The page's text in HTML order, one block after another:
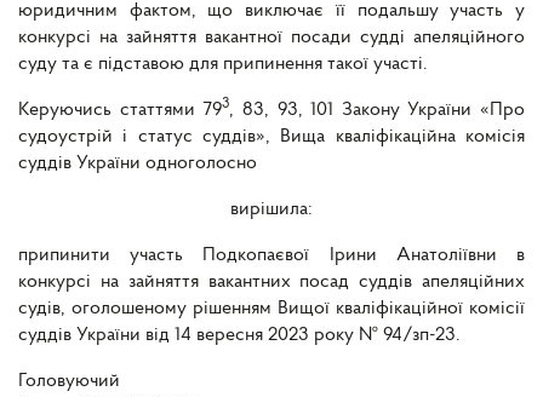
юридичним фактом, що виключає її подальшу участь у
конкурсі на зайняття вакантної посади судді апеляційного
суду та є підставою для припинення такої участі.
Керуючись статтями 793, 83, 93, 101 Закону України «Про
судоустрій і статус суддів», Вища кваліфікаційна комісія
суддів України одноголосно
вирішила:
припинити участь Подкопаєвої Ірини Анатоліївни в
конкурсі на зайняття вакантних посад суддів апеляційних
судів, оголошеному рішенням Вищої кваліфікаційної комісії
суддів України від 14 вересня 2023 року № 94/зп-23.
Головуючий